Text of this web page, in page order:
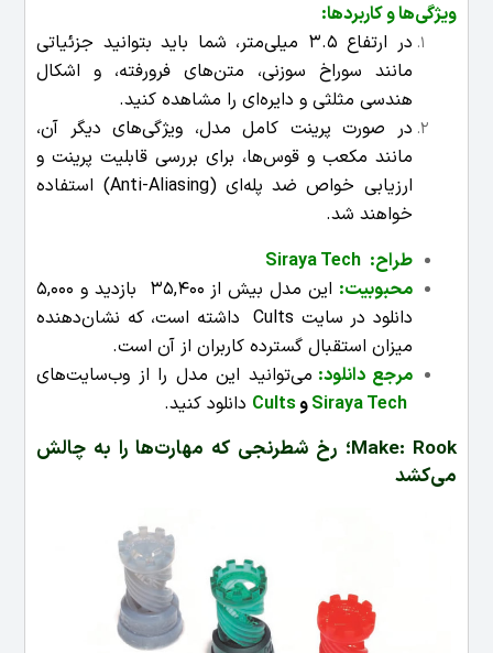
ویژگی‌ها و کاربردها:
در ارتفاع 3.5 میلی‌متر، شما باید بتوانید جزئیاتی
مانند سوراخ سوزنی، متن‌های فرورفته، و اشکال
هندسی مثلثی و دایره‌ای را مشاهده کنید.
در صورت پرینت کامل مدل، ویژگی‌های دیگر آن،
مانند مکعب و قوس‌ها، برای بررسی قابلیت پرینت و
ارزیابی خواص ضد پله‌ای (Anti-Aliasing) استفاده
خواهند شد.
طراح: Siraya Tech
محبوبیت:
این مدل بیش از 35,400 بازدید و 5,000
دانلود در سایت Cults داشته است، که نشان‌دهنده
میزان استقبال گسترده کاربران از آن است.
مرجع دانلود: می‌توانید این مدل را از وب‌سایت‌های
Siraya TechوCults دانلود کنید.
Make: Rook؛ رخ شطرنجی که مهارت‌ها را به چالش
می‌کشد